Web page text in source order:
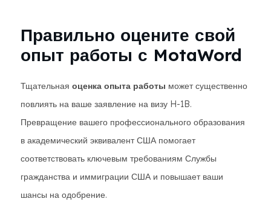
Правильно оцените свой
опыт работы с MotaWord
Тщательная оценка опыта работы может существенно
повлиять на ваше заявление на визу H-1B.
Превращение вашего профессионального образования
в академический эквивалент США помогает
соответствовать ключевым требованиям Службы
гражданства и иммиграции США и повышает ваши
шансы на одобрение.